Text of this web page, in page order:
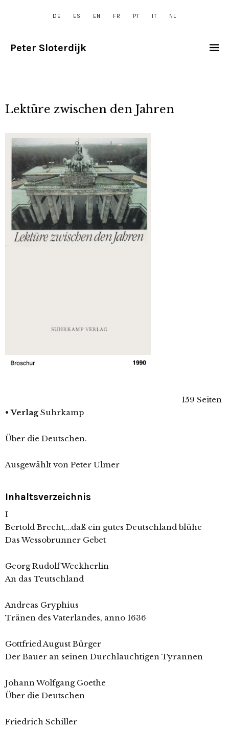
DE ES EN FR PT IT NL
Peter Sloterdijk
Lektüre zwischen den Jahren
159 Seiten
• Verlag Suhrkamp
Über die Deutschen.
Ausgewählt von Peter Ulmer
Inhaltsverzeichnis
I
Bertold Brecht,…daß ein gutes Deutschland blühe
Das Wessobrunner Gebet
Georg Rudolf Weckherlin
An das Teutschland
Andreas Gryphius
Tränen des Vaterlandes, anno 1636
Gottfried August Bürger
Der Bauer an seinen Durchlauchtigen Tyrannen
Johann Wolfgang Goethe
Über die Deutschen
Friedrich Schiller